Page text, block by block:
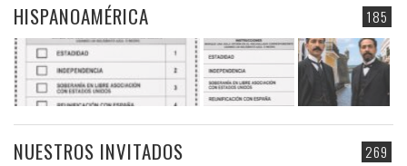
185
HISPANOAMÉRICA
269
NUESTROS INVITADOS